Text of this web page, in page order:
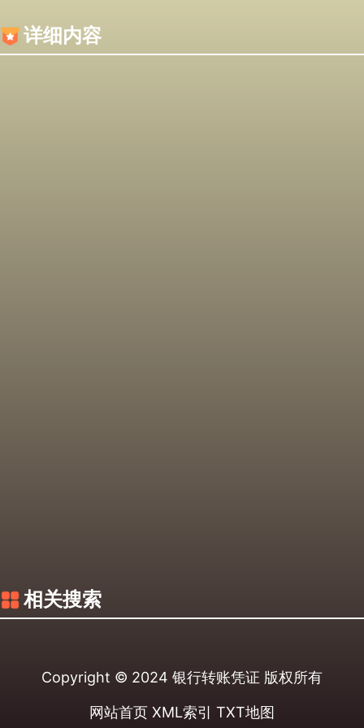
详细内容
相关搜索
Copyright © 2024 银行转账凭证 版权所有
网站首页 XML索引 TXT地图